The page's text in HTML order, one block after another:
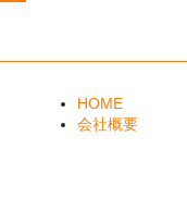
HOME
会社概要